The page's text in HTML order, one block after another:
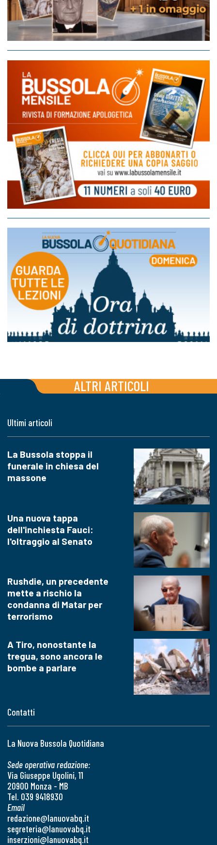
ALTRI ARTICOLI
Contatti
La Nuova Bussola Quotidiana
Sede operativa redazione:
Via Giuseppe Ugolini, 11
20900 Monza - MB
Tel. 039 9418930
Email
redazione@lanuovabq.it
segreteria@lanuovabq.it
inserzioni@lanuovabq.it
Ultimi articoli
La Bussola stoppa il
funerale in chiesa del
massone
Una nuova tappa
dell'inchiesta Fauci:
l'oltraggio al Senato
Rushdie, un precedente
mette a rischio la
condanna di Matar per
terrorismo
A Tiro, nonostante la
tregua, sono ancora le
bombe a parlare